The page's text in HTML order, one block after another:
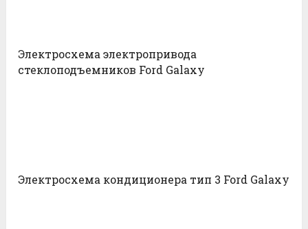
Электросхема электропривода
стеклоподъемников Ford Galaxy
Электросхема кондиционера тип 3 Ford Galaxy